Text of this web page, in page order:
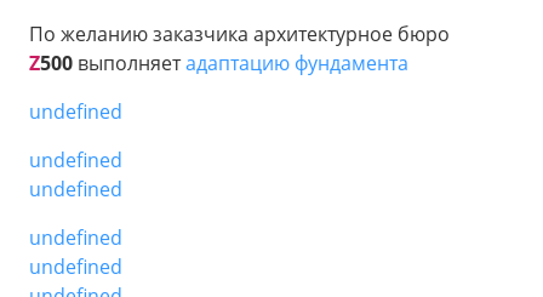
По желанию заказчика архитектурное бюро
Z500 выполняетадаптацию фундамента
undefined
undefined
undefined
undefined
undefined